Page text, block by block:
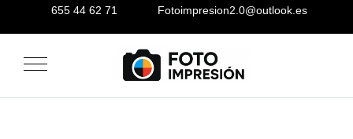
655 44 62 71 Fotoimpresion2.0@outlook.es
Mobile Menu Toggle